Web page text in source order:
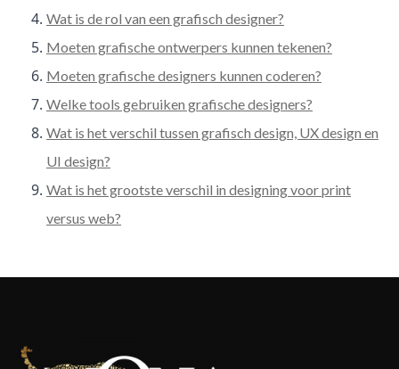
Wat is de rol van een grafisch designer?
Moeten grafische ontwerpers kunnen tekenen?
Moeten grafische designers kunnen coderen?
Welke tools gebruiken grafische designers?
Wat is het verschil tussen grafisch design, UX design en
UI design?
Wat is het grootste verschil in designing voor print
versus web?